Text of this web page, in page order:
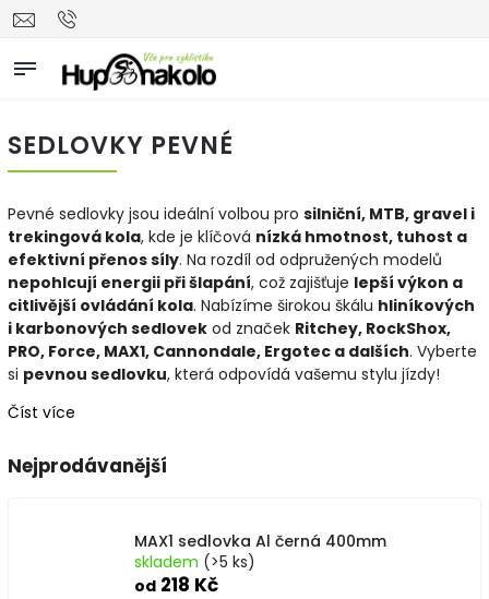
SEDLOVKY PEVNÉ
Pevné sedlovky jsou ideální volbou pro silniční, MTB, gravel i
trekingová kola, kde je klíčová nízká hmotnost, tuhost a
efektivní přenos síly. Na rozdíl od odpružených modelů
nepohlcují energii při šlapání, což zajišťuje lepší výkon a
citlivější ovládání kola. Nabízíme širokou škálu hliníkových
i karbonových sedlovek od značek Ritchey, RockShox,
PRO, Force, MAX1, Cannondale, Ergotec a dalších. Vyberte
si pevnou sedlovku, která odpovídá vašemu stylu jízdy!
Číst více
Nejprodávanější
MAX1 sedlovka Al černá 400mm
skladem (>5 ks)
od 218 Kč